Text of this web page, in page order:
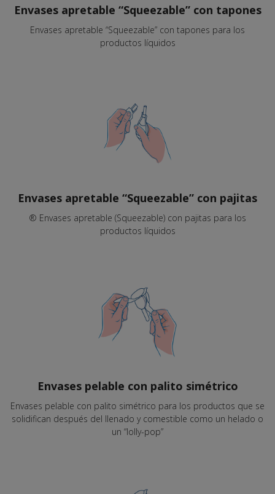
Envases apretable “Squeezable” con tapones
Envases apretable “Squeezable” con tapones para los
productos líquidos
Envases apretable “Squeezable” con pajitas
® Envases apretable (Squeezable) con pajitas para los
productos líquidos
Envases pelable con palito simétrico
Envases pelable con palito simétrico para los productos que se
solidifican después del llenado y comestible como un helado o
un “lolly-pop”